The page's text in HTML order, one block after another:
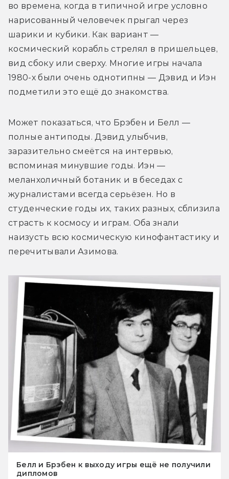
во времена, когда в типичной игре условно
нарисованный человечек прыгал через
шарики и кубики. Как вариант —
космический корабль стрелял в пришельцев,
вид сбоку или сверху. Многие игры начала
1980-х были очень однотипны — Дэвид и Иэн
подметили это ещё до знакомства.
Может показаться, что Брэбен и Белл —
полные антиподы. Дэвид улыбчив,
заразительно смеётся на интервью,
вспоминая минувшие годы. Иэн —
меланхоличный ботаник и в беседах с
журналистами всегда серьёзен. Но в
студенческие годы их, таких разных, сблизила
страсть к космосу и играм. Оба знали
наизусть всю космическую кинофантастику и
перечитывали Азимова.
Белл и Брэбен к выходу игры ещё не получили
дипломов